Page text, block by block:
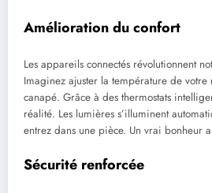
Amélioration du confort
Les appareils connectés révolutionnent
Imaginez ajuster la température de
canapé. Grâce à des thermostats
réalité. Les lumières s’illuminent
entrez dans une pièce. Un vrai bonheur
Sécurité renforcée